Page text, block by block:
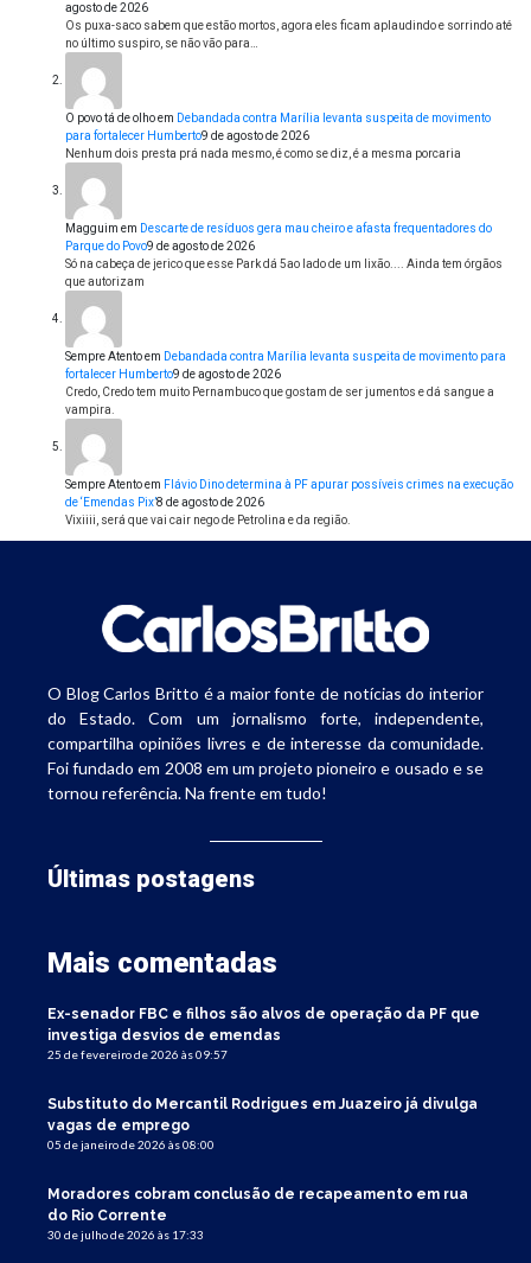
agosto de 2026
Os puxa-saco sabem que estão mortos, agora eles ficam aplaudindo e sorrindo até
no último suspiro, se não vão para…
O povo tá de olhoem Debandada contra Marília levanta suspeita de movimento
para fortalecer Humberto9 de agosto de 2026
Nenhum dois presta prá nada mesmo, é como se diz, é a mesma porcaria
Magguim em Descarte de resíduos gera mau cheiro e afasta frequentadores do
Parque do Povo9 de agosto de 2026
Só na cabeça de jerico que esse Park dá 5ao lado de um lixão.... Ainda tem órgãos
que autorizam
Sempre Atentoem Debandada contra Marília levanta suspeita de movimento para
fortalecer Humberto9 de agosto de 2026
Credo, Credo tem muito Pernambuco que gostam de ser jumentos e dá sangue a
vampira.
Sempre Atentoem Flávio Dino determina à PF apurar possíveis crimes na execução
de ‘Emendas Pix’8 de agosto de 2026
Vixiiii, será que vai cair nego de Petrolina e da região.
O Blog Carlos Britto é a maior fonte de notícias do interior
do Estado. Com um jornalismo forte, independente,
compartilha opiniões livres e de interesse da comunidade.
Foi fundado em 2008 em um projeto pioneiro e ousado e se
tornou referência. Na frente em tudo!
Últimas postagens
Mais comentadas
Ex-senador FBC e filhos são alvos de operação da PF que
investiga desvios de emendas
25 de fevereiro de 2026 às 09:57
Substituto do Mercantil Rodrigues em Juazeiro já divulga
vagas de emprego
05 de janeiro de 2026 às 08:00
Moradores cobram conclusão de recapeamento em rua
do Rio Corrente
30 de julho de 2026 às 17:33